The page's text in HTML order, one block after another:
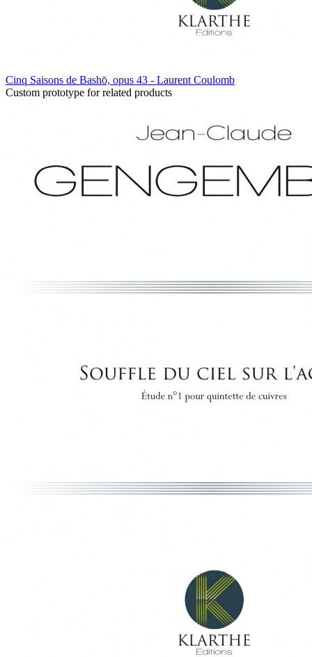
Cinq Saisons de Bashō, opus 43 - Laurent Coulomb
Custom prototype for related products